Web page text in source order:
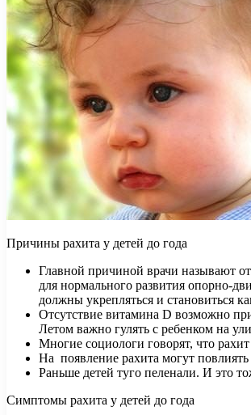
Причины рахита у детей до года
Главной причиной врачи называют
для нормального развития опорно-
должны укрепляться и становиться
Отсутствие витамина D возможно
Летом важно гулять с ребенком на
Многие социологи говорят, что рахит
На появление рахита могут
Раньше детей туго пеленали. И это
Симптомы рахита у детей до года